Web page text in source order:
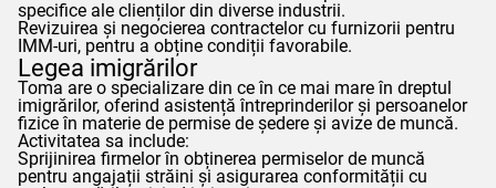
specifice ale clienților din diverse industrii.
Revizuirea și negocierea contractelor cu furnizorii pentru
IMM-uri, pentru a obține condiții favorabile.
Legea imigrărilor
Toma are o specializare din ce în ce mai mare în dreptul
imigrărilor, oferind asistență întreprinderilor și persoanelor
fizice în materie de permise de ședere și avize de muncă.
Activitatea sa include:
Sprijinirea firmelor în obținerea permiselor de muncă
pentru angajații străini și asigurarea conformității cu